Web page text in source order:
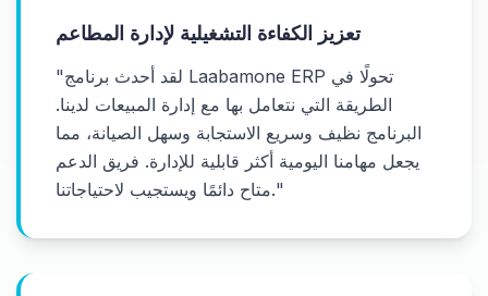
تعزيز الكفاءة التشغيلية لإدارة المطاعم
"لقد أحدث برنامج Laabamone ERP تحولًا في
الطريقة التي نتعامل بها مع إدارة المبيعات لدينا.
البرنامج نظيف وسريع الاستجابة وسهل الصيانة، مما
يجعل مهامنا اليومية أكثر قابلية للإدارة. فريق الدعم
متاح دائمًا ويستجيب لاحتياجاتنا."